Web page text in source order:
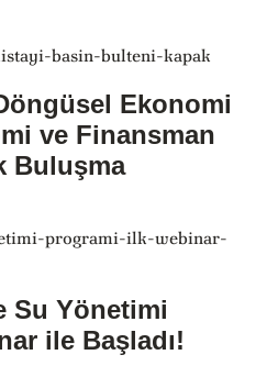
Ekonomi
ve Finansman
Buluşma
Su Yönetimi
ile Başladı!